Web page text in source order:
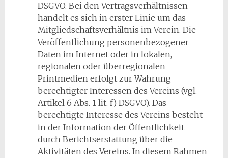
DSGVO. Bei den Vertragsverhältnissen
handelt es sich in erster Linie um das
Mitgliedschaftsverhältnis im Verein. Die
Veröffentlichung personenbezogener
Daten im Internet oder in lokalen,
regionalen oder überregionalen
Printmedien erfolgt zur Wahrung
berechtigter Interessen des Vereins (vgl.
Artikel 6 Abs. 1 lit. f) DSGVO). Das
berechtigte Interesse des Vereins besteht
in der Information der Öffentlichkeit
durch Berichtserstattung über die
Aktivitäten des Vereins. In diesem Rahmen